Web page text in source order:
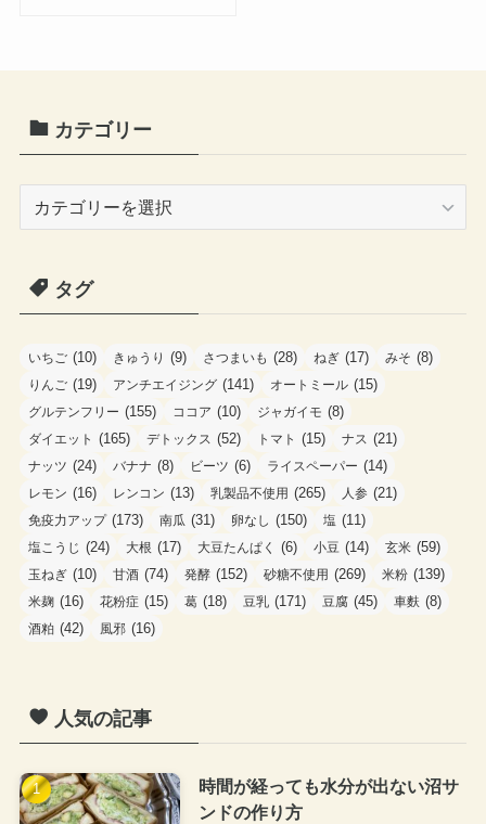
カテゴリー
ゴ
タグ
いちご (10) きゅうり (9) さつまいも (28) ねぎ (17) みそ (8)
りんご (19) アンチエイジング (141) オートミール (15)
グルテンフリー (155) ココア (10) ジャガイモ (8)
ダイエット (165) デトックス (52) トマト (15) ナス (21)
ナッツ (24) バナナ (8) ビーツ (6) ライスペーパー (14)
レモン (16) レンコン (13) 乳製品不使用 (265) 人参 (21)
免疫力アップ(173) 南瓜 (31) 卵なし (150) 塩 (11)
塩こうじ (24) 大根 (17) 大豆たんぱく (6) 小豆 (14) 玄米 (59)
玉ねぎ (10) 甘酒 (74) 発酵 (152) 砂糖不使用 (269) 米粉 (139)
米麹 (16) 花粉症 (15) 葛 (18) 豆乳 (171) 豆腐 (45) 車麩 (8)
酒粕 (42) 風邪 (16)
人気の記事
時間が経っても水分が出ない沼サ
ンドの作り方